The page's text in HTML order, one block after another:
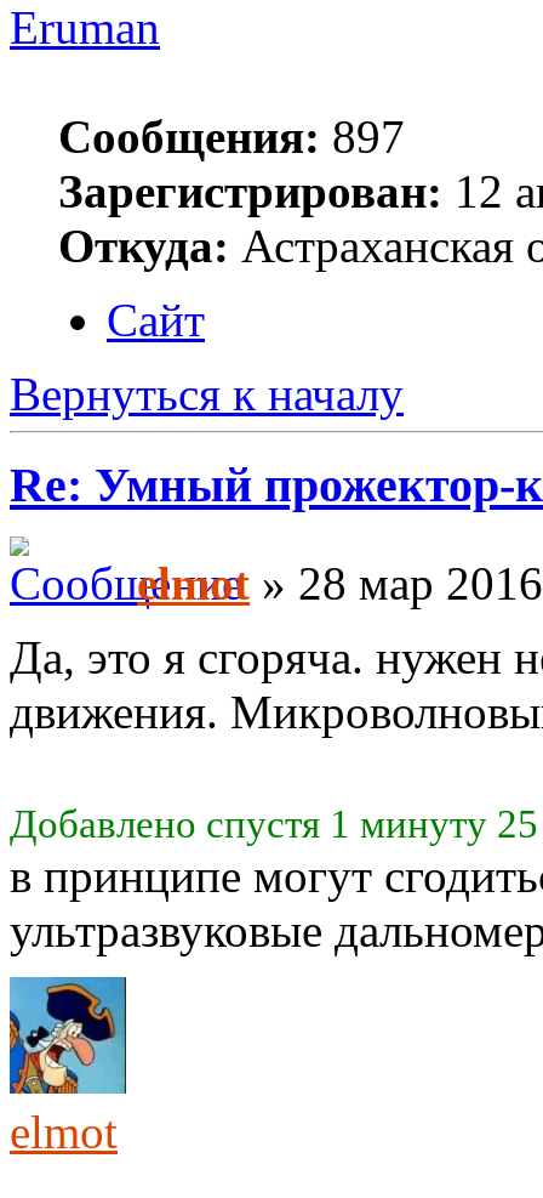
Eruman
Сообщения: 897
Зарегистрирован: 12
Откуда: Астраханская
Сайт
Вернуться к началу
Re: Умный прожектор-
elmot » 28 мар
Да, это я сгоряча. нужен
движения.
Добавлено спустя 1 минуту
в принципе могут
ультразвуковые
elmot